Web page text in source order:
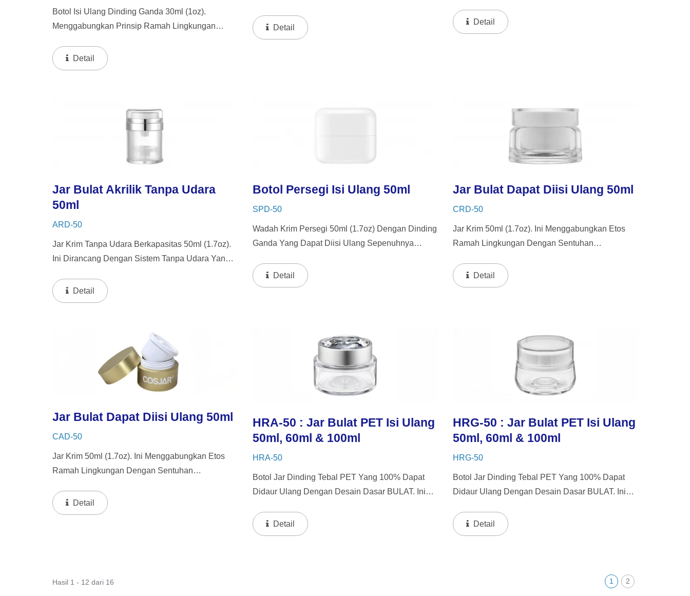
Botol Isi Ulang Dinding Ganda 30ml (1oz).
Menggabungkan Prinsip Ramah Lingkungan
Memiliki Desain Dinding Tebal Dengan Botol
Dalam Yang Dapat Diisi Ulang. Pendekatan...
Detail
Diisi Ulang Untuk Mendorong Penggunaan
Kembali Dan Daur Ulang.
Detail
Diisi Ulang Untuk Mendorong Penggunaan
Kembali Dan Daur Ulang.
Detail
Jar Bulat Akrilik Tanpa Udara
50ml
ARD-50
Jar Krim Tanpa Udara Berkapasitas 50ml (1.7oz).
Ini Dirancang Dengan Sistem Tanpa Udara Yang
Mengeluarkan Sejumlah Kecil Isi Ke Permukaan
Jar Untuk Aplikasi Yang...
Detail
Botol Persegi Isi Ulang 50ml
SPD-50
Wadah Krim Persegi 50ml (1.7oz) Dengan Dinding
Ganda Yang Dapat Diisi Ulang Sepenuhnya
Dan Matte, Dengan 4 Sisi Yang Sama Dan Sudut
Bulat Untuk Mencegah...
Detail
Jar Bulat Dapat Diisi Ulang 50ml
CRD-50
Jar Krim 50ml (1.7oz). Ini Menggabungkan Etos
Ramah Lingkungan Dengan Sentuhan
Diisi Ulang Untuk Mendorong Penggunaan
Kembali Dan Daur Ulang.
Detail
Jar Bulat Dapat Diisi Ulang 50ml
CAD-50
Jar Krim 50ml (1.7oz). Ini Menggabungkan Etos
Ramah Lingkungan Dengan Sentuhan
Diisi Ulang Untuk Mendorong Penggunaan
Kembali Dan Daur Ulang.
Detail
HRA-50 : Jar Bulat PET Isi Ulang
50ml, 60ml & 100ml
HRA-50
Botol Jar Dinding Tebal PET Yang 100% Dapat
Didaur Ulang Dengan Desain Dasar BULAT. Ini
Dipertukarkan. Botol Ini Menawarkan Sistem
Pengisian Ulang Dengan Kapasitas 50ml...
Detail
HRG-50 : Jar Bulat PET Isi Ulang
50ml, 60ml & 100ml
HRG-50
Botol Jar Dinding Tebal PET Yang 100% Dapat
Didaur Ulang Dengan Desain Dasar BULAT. Ini
Dipertukarkan. Botol Ini Menawarkan Sistem
Pengisian Ulang Dengan Kapasitas 50ml...
Detail
Hasil 1 - 12 dari 16 1 2